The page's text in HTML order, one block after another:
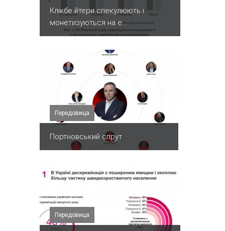
Клікбе йтери спекулюють і
монетизуються на е...
Передовица
Портновський спрут
Передовица